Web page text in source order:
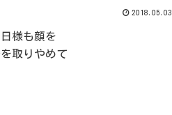
2018.05.03
様も顔を
取りやめて